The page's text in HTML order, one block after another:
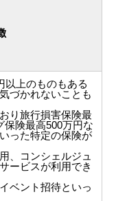
以上のものもある
づかれないことも
り旅行損害保険最
保険最高500万円な
った特定の保険が
、コンシェルジュ
ービスが利用でき
ベント招待といっ